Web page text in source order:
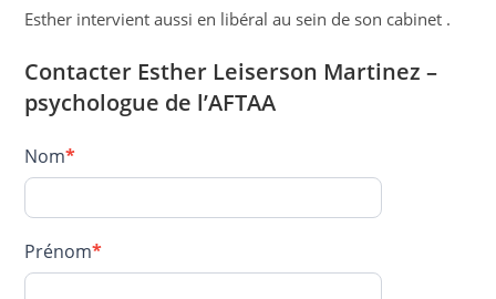
Esther intervient aussi en libéral au sein de son cabinet .
Contacter Esther Leiserson Martinez –
psychologue de l’AFTAA
Contact
–
LEISERSON-
MARTINEZ
Esther
Nom*
Prénom*